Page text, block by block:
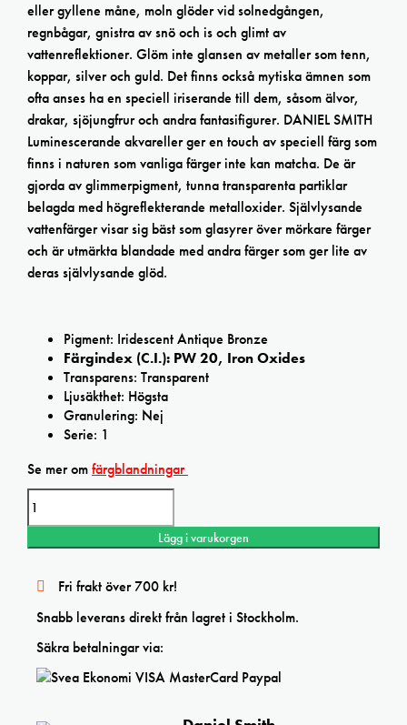
eller gyllene måne, moln glöder vid solnedgången,
regnbågar, gnistra av snö och is och glimt av
vattenreflektioner. Glöm inte glansen av metaller som tenn,
koppar, silver och guld. Det finns också mytiska ämnen som
ofta anses ha en speciell iriserande till dem, såsom älvor,
drakar, sjöjungfrur och andra fantasifigurer. DANIEL SMITH
Luminescerande akvareller ger en touch av speciell färg som
finns i naturen som vanliga färger inte kan matcha. De är
gjorda av glimmerpigment, tunna transparenta partiklar
belagda med högreflekterande metalloxider. Självlysande
vattenfärger visar sig bäst som glasyrer över mörkare färger
och är utmärkta blandade med andra färger som ger lite av
deras självlysande glöd.
Pigment: Iridescent Antique Bronze
Färgindex (C.I.): PW 20, Iron Oxides
Transparens: Transparent
Ljusäkthet: Högsta
Granulering: Nej
Serie: 1
Se mer omfärgblandningar
Daniel
Smith
Iridescent
AntiqueBronze
Fine
watercolor
mängd
Lägg i varukorgen
Fri frakt över 700 kr!
Snabb leverans direkt från lagret i Stockholm.
Säkra betalningar via: